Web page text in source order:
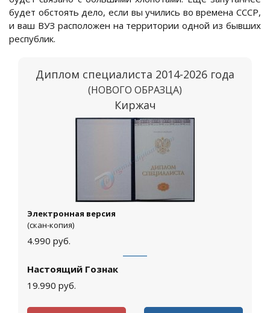
будет обстоять дело, если вы учились во времена СССР,
и ваш ВУЗ расположен на территории одной из бывших
республик.
Диплом специалиста 2014-2026 года
(НОВОГО ОБРАЗЦА)
Киржач
Электронная версия
(скан-копия)
4.990 руб.
Настоящий Гознак
19.990 руб.